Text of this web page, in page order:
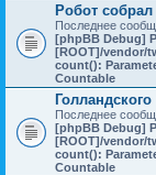
Робот
Последнее
[phpBB Debug]
[ROOT]/vendor/
count():
Countable
Последнее
[phpBB Debug]
[ROOT]/vendor/
count():
Countable